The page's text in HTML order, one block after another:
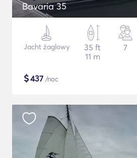
Bavaria 35
Jacht żaglowy
35 ft
11 m
7
$437 /noc